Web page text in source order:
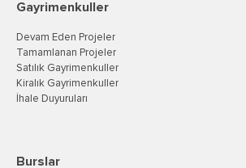
Gayrimenkuller
Devam Eden Projeler
Tamamlanan Projeler
Satılık Gayrimenkuller
Kiralık Gayrimenkuller
İhale Duyuruları
Burslar